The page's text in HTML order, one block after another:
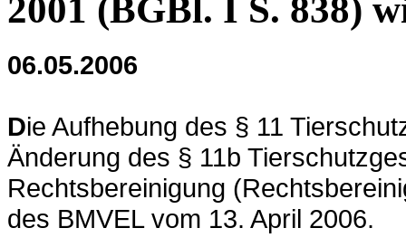
2001 (BGBl. I S. 838)
06.05.2006
Die Aufhebung des § 11
Änderung des § 11b
Rechtsbereinigung
des BMVEL vom 13. April 2006.